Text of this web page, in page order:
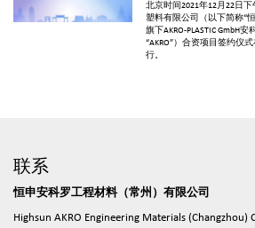
北京时间2021年12月22日
塑料有限公司（以下简称“
旗下AKRO-PLASTIC GmbH
“AKRO”）合资项目签约仪
行。
联系
恒申安科罗工程材料（常州）有限公司
Highsun AKRO Engineering Materials (Changzhou)